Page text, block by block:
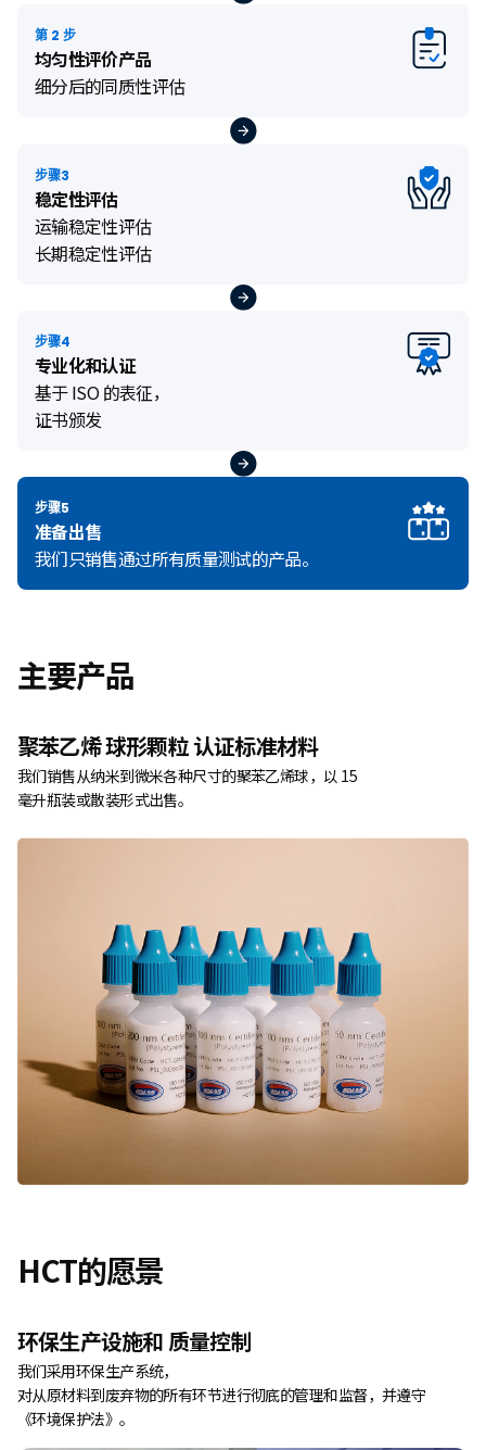
第 2 步
均匀性评价产品
细分后的同质性评估
步骤3
稳定性评估
运输稳定性评估
长期稳定性评估
步骤4
专业化和认证
基于 ISO 的表征，
证书颁发
步骤5
准备出售
我们只销售通过所有质量测试的产品。
主要产品
聚苯乙烯球形颗粒认证标准材料
我们销售从纳米到微米各种尺寸的聚苯乙烯球，以 15
毫升瓶装或散装形式出售。
HCT的愿景
环保生产设施和质量控制
我们采用环保生产系统，
对从原材料到废弃物的所有环节进行彻底的管理和监督，并遵守
《环境保护法》。